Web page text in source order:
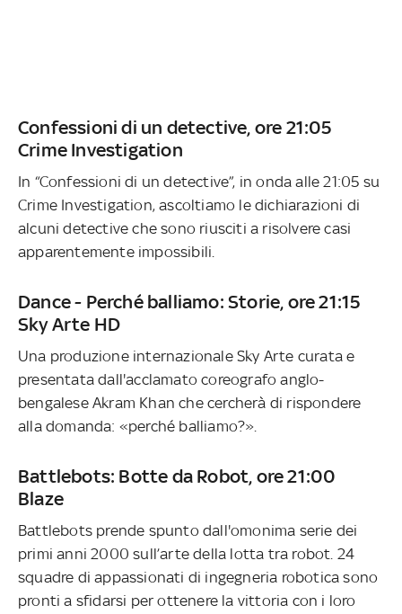
Confessioni di un detective, ore 21:05
Crime Investigation
In “Confessioni di un detective”, in onda alle 21:05 su
Crime Investigation, ascoltiamo le dichiarazioni di
alcuni detective che sono riusciti a risolvere casi
apparentemente impossibili.
Dance - Perché balliamo: Storie, ore 21:15
Sky Arte HD
Una produzione internazionale Sky Arte curata e
presentata dall'acclamato coreografo anglo-
bengalese Akram Khan che cercherà di rispondere
alla domanda: «perché balliamo?».
Battlebots: Botte da Robot, ore 21:00
Blaze
Battlebots prende spunto dall'omonima serie dei
primi anni 2000 sull’arte della lotta tra robot. 24
squadre di appassionati di ingegneria robotica sono
pronti a sfidarsi per ottenere la vittoria con i loro